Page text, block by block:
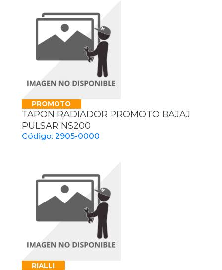
PROMOTO
TAPON RADIADOR PROMOTO BAJAJ
PULSAR NS200
Código: 2905-0000
RIALLI